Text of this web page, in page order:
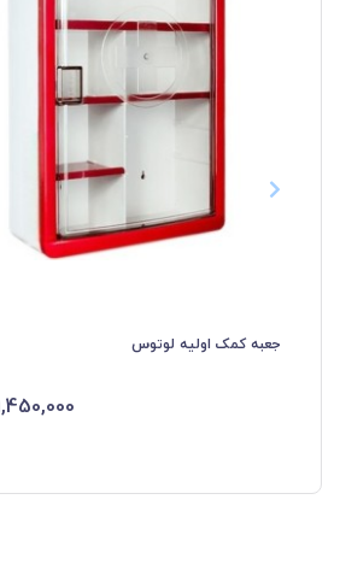
جعبه کمک اولیه لوتوس